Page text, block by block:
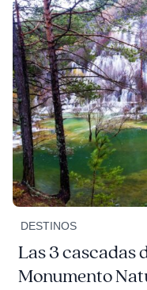
DESTINOS
Las 3 cascadas
Monumento